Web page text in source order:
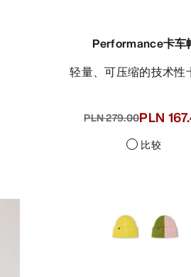
Performance卡车
轻量、可压缩的技术
PLN 279.00PLN
比较